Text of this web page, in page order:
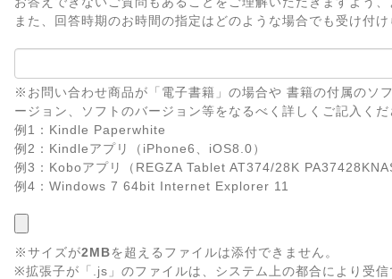
また、回答時期のお時間の指定はどのような場合でも受け付け
※お問い合わせ商品が「電子書籍」の場合や 書籍の付属のソ
ージョン、ソフトのバージョン等をなるべく詳しくご記入くだ
例1：Kindle Paperwhite
例2：Kindleアプリ（iPhone6、iOS8.0）
例3：Koboアプリ（REGZA Tablet AT374/28K
例4：Windows 7 64bit Internet Explorer 11
※サイズが2MBを超えるファイルは添付できません。
※拡張子が「.js」のファイルは、システム上の都合により受